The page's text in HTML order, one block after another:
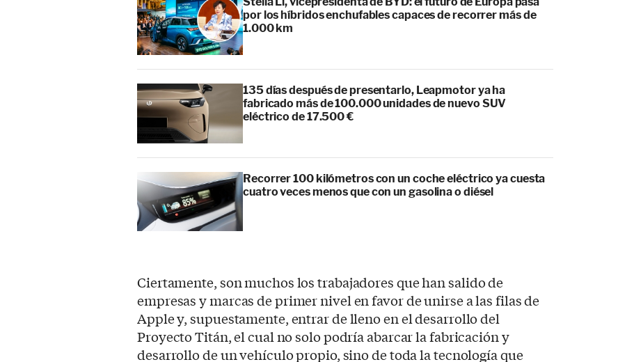
por los híbridos enchufables capaces de recorrer más de
1.000 km
135 días después de presentarlo, Leapmotor ya ha
fabricado más de 100.000 unidades de nuevo SUV
eléctrico de 17.500 €
Recorrer 100 kilómetros con un coche eléctrico ya cuesta
cuatro veces menos que con un gasolina o diésel
Ciertamente, son muchos los trabajadores que han salido de
empresas y marcas de primer nivel en favor de unirse a las filas de
Apple y, supuestamente, entrar de lleno en el desarrollo del
Proyecto Titán, el cual no solo podría abarcar la fabricación y
desarrollo de un vehículo propio, sino de toda la tecnología que